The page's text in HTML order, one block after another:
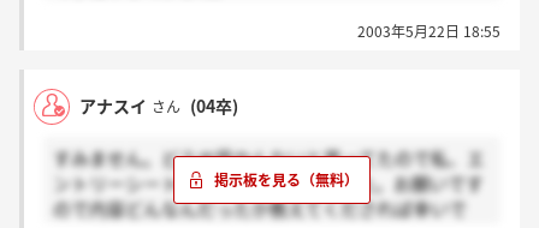
る物がないと思って、今思うとすごく無謀にも漫画を
後からすごく後悔してたのに、通ってよかったです～
2003年5月22日 18:55
アナスイ さん (04卒)
すみません。どうせ受かんないと思ってたので私、エ
ントリーシートコピーしてませんでした。お願いです
ので内容どんなんだったか教えてくだされば幸いで